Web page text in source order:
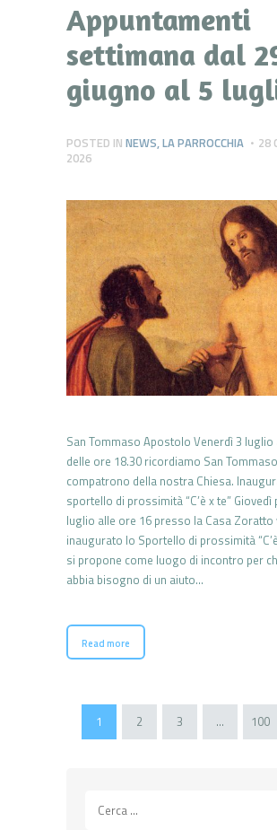
Appuntamenti
settimana dal
giugno al 5
POSTED IN NEWS,LA PARROCCHIA
28
2026
San Tommaso Apostolo Venerdì 3
delle ore 18.30 ricordiamo San
compatrono della nostra Chiesa.
sportello di prossimità “C’è x te”
luglio alle ore 16 presso la Casa Zoratto
inaugurato lo Sportello di prossimità
si propone come luogo di incontro per
abbia bisogno di un aiuto…
Read more
Paginazione
degli
PAGE
1 PAGE
2 PAGE
3 … PAGE
100
per: